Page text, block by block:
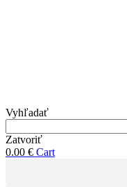
Vyhľadať
Zatvoriť
0.00 € Cart